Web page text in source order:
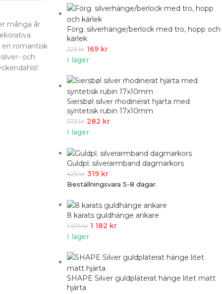
många år
en romantisk
och
Förg. silverhänge/berlock med tro, hopp och
kärlek
225kr 169 kr
I lager
Siersbøl silver rhodinerat hjärta med
syntetisk rubin 17x10mm
375kr 282 kr
I lager
Guldpl. silverarmband dagmarkors
425kr 319 kr
Beställningsvara 5-8 dagar.
8 karats guldhänge ankare
1 575kr 1 182 kr
I lager
SHAPE Silver guldpläterat hänge litet matt
hjärta